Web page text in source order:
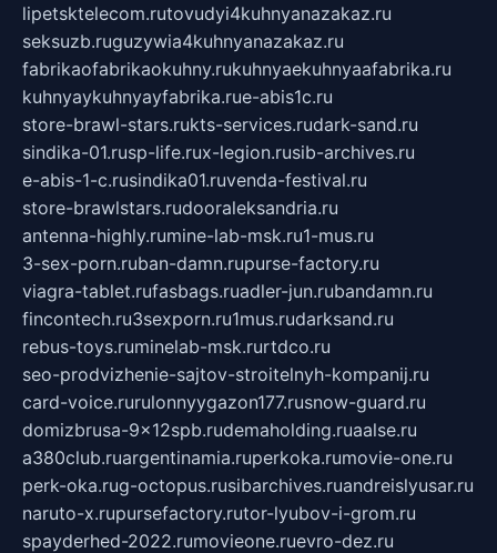
lipetsktelecom.rutovudyi4kuhnyanazakaz.ru
seksuzb.ruguzywia4kuhnyanazakaz.ru
fabrikaofabrikaokuhny.rukuhnyaekuhnyaafabrika.ru
kuhnyaykuhnyayfabrika.rue-abis1c.ru
store-brawl-stars.rukts-services.rudark-sand.ru
sindika-01.rusp-life.rux-legion.rusib-archives.ru
e-abis-1-c.rusindika01.ruvenda-festival.ru
store-brawlstars.rudooraleksandria.ru
antenna-highly.rumine-lab-msk.ru1-mus.ru
3-sex-porn.ruban-damn.rupurse-factory.ru
viagra-tablet.rufasbags.ruadler-jun.rubandamn.ru
fincontech.ru3sexporn.ru1mus.rudarksand.ru
rebus-toys.ruminelab-msk.rurtdco.ru
seo-prodvizhenie-sajtov-stroitelnyh-kompanij.ru
card-voice.rurulonnyygazon177.rusnow-guard.ru
domizbrusa-9x12spb.rudemaholding.ruaalse.ru
a380club.ruargentinamia.ruperkoka.rumovie-one.ru
perk-oka.rug-octopus.rusibarchives.ruandreislyusar.ru
naruto-x.rupursefactory.rutor-lyubov-i-grom.ru
spayderhed-2022.rumovieone.ruevro-dez.ru